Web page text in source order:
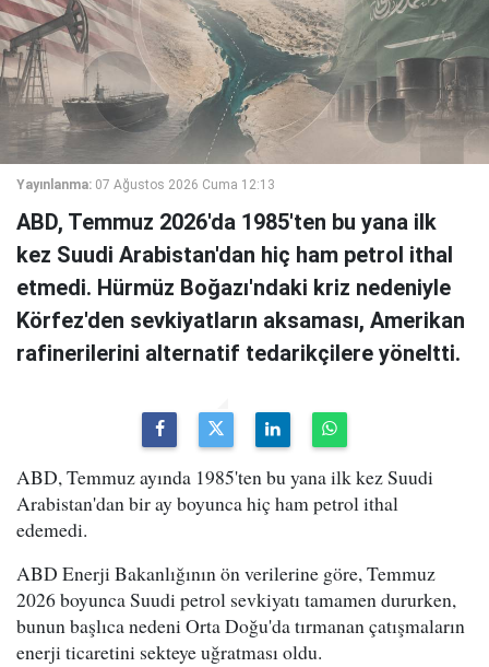
Yayınlanma: 07 Ağustos 2026 Cuma 12:13
ABD, Temmuz 2026'da 1985'ten bu yana ilk
kez Suudi Arabistan'dan hiç ham petrol ithal
etmedi. Hürmüz Boğazı'ndaki kriz nedeniyle
Körfez'den sevkiyatların aksaması, Amerikan
rafinerilerini alternatif tedarikçilere yöneltti.
ABD, Temmuz ayında 1985'ten bu yana ilk kez Suudi
Arabistan'dan bir ay boyunca hiç ham petrol ithal
edemedi.
ABD Enerji Bakanlığının ön verilerine göre, Temmuz
2026 boyunca Suudi petrol sevkiyatı tamamen dururken,
bunun başlıca nedeni Orta Doğu'da tırmanan çatışmaların
enerji ticaretini sekteye uğratması oldu.